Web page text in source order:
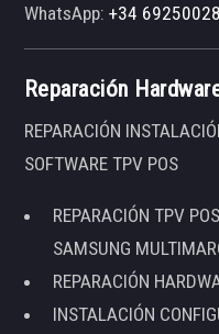
WhatsApp:+34
Reparación
REPARACIÓN
SOFTWARE TPV POS
REPARACIÓN TPV
SAMSUNG
REPARACIÓN
INSTALACIÓN